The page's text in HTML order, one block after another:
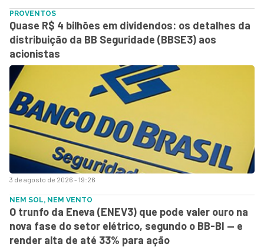
3 de agosto de 2026 - 19:26
PROVENTOS
Quase R$ 4 bilhões em dividendos: os detalhes da
distribuição da BB Seguridade (BBSE3) aos
acionistas
NEM SOL, NEM VENTO
O trunfo da Eneva (ENEV3) que pode valer ouro na
nova fase do setor elétrico, segundo o BB-BI — e
render alta de até 33% para ação